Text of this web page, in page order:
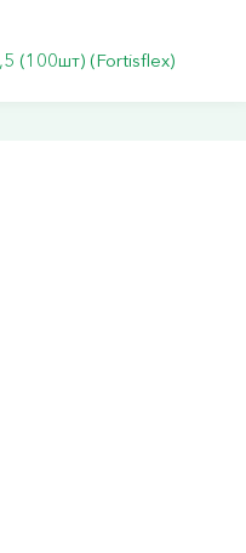
(100шт) (Fortisflex)